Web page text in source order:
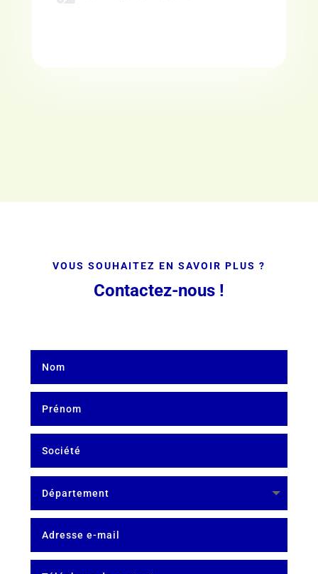
VOUS SOUHAITEZ EN SAVOIR PLUS ?
Contactez-nous !